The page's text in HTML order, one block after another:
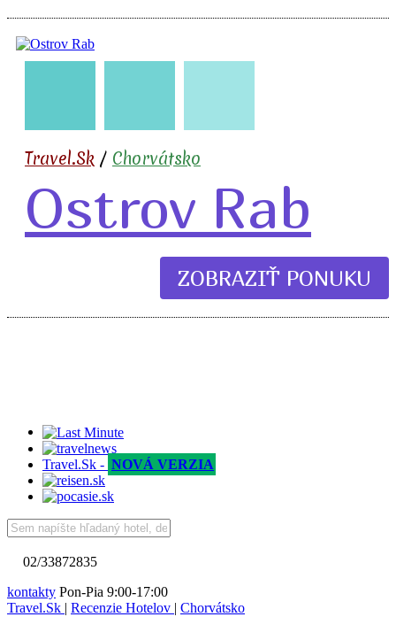
🇭🇷
Travel.Sk / Chorvátsko
Ostrov Rab
ZOBRAZIŤ PONUKU
Travel.Sk - NOVÁ VERZIA
02/33872835
kontakty Pon-Pia 9:00-17:00
Travel.Sk | Recenzie Hotelov | Chorvátsko